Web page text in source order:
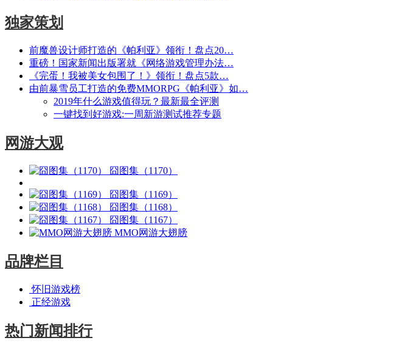
独家策划
前魔兽设计师打造的《帕利亚》领衔！盘点20…
重磅！国家新闻出版署就《网络游戏管理办法…
《完蛋！我被美女包围了！》领衔！盘点5款…
由前暴雪员工打造的免费MMORPG《帕利亚》如…
2019年什么游戏值得玩？最新最全评测
一键找到好游戏:一周新游测试推荐专题
网游大观
囧图集（1170）
囧图集（1169）
囧图集（1168）
囧图集（1167）
MMO网游大翅膀
品牌栏目
怀旧游戏榜
正经游戏
热门新闻排行